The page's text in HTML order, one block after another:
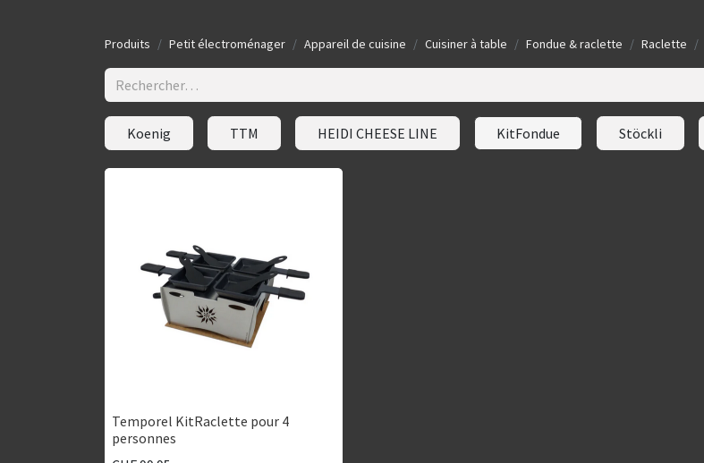
Produits Petit électroménager Appareil de cuisine Cuisiner à table Fondue & raclette Raclette
Koenig TTM HEIDI CHEESE LINE KitFondue Stöckli
Temporel KitRaclette pour 4
personnes